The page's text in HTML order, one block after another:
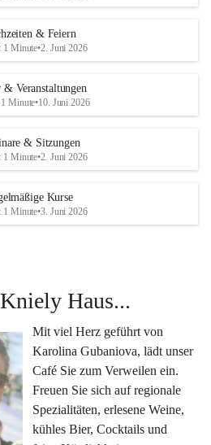
für kleinere Gruppen
Küche
für Catering oder
Theken-Infrastruktur,
Garten und Festwiese –
, Hochzeiten &
, Kulturevents oder Kundenevents
Rahmen für Ihre Ideen.
Gubaniova mit regionalen
und kleinen Köstlichkeiten
per Mail
oder
& Feiern
1 Minute•2. Juni 2026
Veranstaltungen
1 Minute•10. Juni 2026
& Sitzungen
1 Minute•2. Juni 2026
Kurse
1 Minute•3. Juni 2026
Haus...
Mit viel Herz geführt von
Karolina Gubaniova, lädt unser
Café Sie zum Verweilen ein.
Freuen Sie sich auf regionale
Spezialitäten, erlesene Weine,
kühles Bier, Cocktails und